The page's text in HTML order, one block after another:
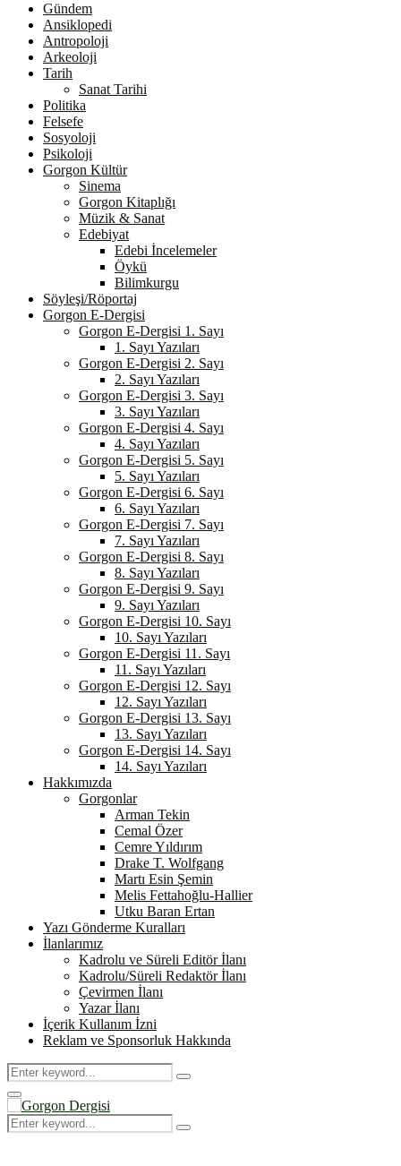
Gündem
Ansiklopedi
Antropoloji
Arkeoloji
Tarih
Sanat Tarihi
Politika
Felsefe
Sosyoloji
Psikoloji
Gorgon Kültür
Sinema
Gorgon Kitaplığı
Müzik & Sanat
Edebiyat
Edebi İncelemeler
Öykü
Bilimkurgu
Söyleşi/Röportaj
Gorgon E-Dergisi
Gorgon E-Dergisi 1. Sayı
1. Sayı Yazıları
Gorgon E-Dergisi 2. Sayı
2. Sayı Yazıları
Gorgon E-Dergisi 3. Sayı
3. Sayı Yazıları
Gorgon E-Dergisi 4. Sayı
4. Sayı Yazıları
Gorgon E-Dergisi 5. Sayı
5. Sayı Yazıları
Gorgon E-Dergisi 6. Sayı
6. Sayı Yazıları
Gorgon E-Dergisi 7. Sayı
7. Sayı Yazıları
Gorgon E-Dergisi 8. Sayı
8. Sayı Yazıları
Gorgon E-Dergisi 9. Sayı
9. Sayı Yazıları
Gorgon E-Dergisi 10. Sayı
10. Sayı Yazıları
Gorgon E-Dergisi 11. Sayı
11. Sayı Yazıları
Gorgon E-Dergisi 12. Sayı
12. Sayı Yazıları
Gorgon E-Dergisi 13. Sayı
13. Sayı Yazıları
Gorgon E-Dergisi 14. Sayı
14. Sayı Yazıları
Hakkımızda
Gorgonlar
Arman Tekin
Cemal Özer
Cemre Yıldırım
Drake T. Wolfgang
Martı Esin Şemin
Melis Fettahoğlu-Hallier
Utku Baran Ertan
Yazı Gönderme Kuralları
İlanlarımız
Kadrolu ve Süreli Editör İlanı
Kadrolu/Süreli Redaktör İlanı
Çevirmen İlanı
Yazar İlanı
İçerik Kullanım İzni
Reklam ve Sponsorluk Hakkında
Search
for:
Search
Primary
Menu
Search
for:
Search